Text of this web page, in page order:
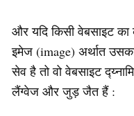
और यदि किसी वेबसाइट
इमेज (image) अर्थात
सेव है तो वो वेबसाइट
लैंग्वेज और जुड़ जैत हैं :